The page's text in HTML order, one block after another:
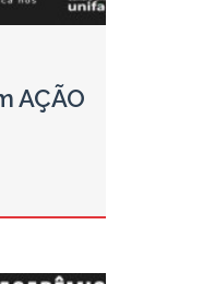
AÇÃO